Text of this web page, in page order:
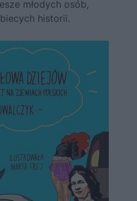
młodych osób,
historii.